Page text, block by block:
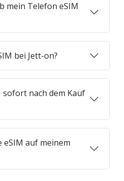
mein Telefon eSIM
bei Jett-on?
sofort nach dem Kauf
eSIM auf meinem